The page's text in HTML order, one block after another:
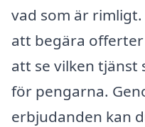
vad som är
att begära
att se vilken tjänst
för pengarna.
erbjudanden kan